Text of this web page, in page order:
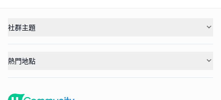
社群主題
熱門地點